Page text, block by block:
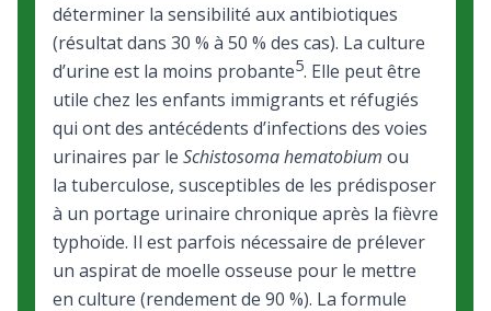
déterminer la sensibilité aux antibiotiques
(résultat dans 30 % à 50 % des cas). La culture
d’urine est la moins probante5. Elle peut être
utile chez les enfants immigrants et réfugiés
qui ont des antécédents d’infections des voies
urinaires par le Schistosoma hematobium ou
la tuberculose, susceptibles de les prédisposer
à un portage urinaire chronique après la fièvre
typhoïde. Il est parfois nécessaire de prélever
un aspirat de moelle osseuse pour le mettre
en culture (rendement de 90 %). La formule